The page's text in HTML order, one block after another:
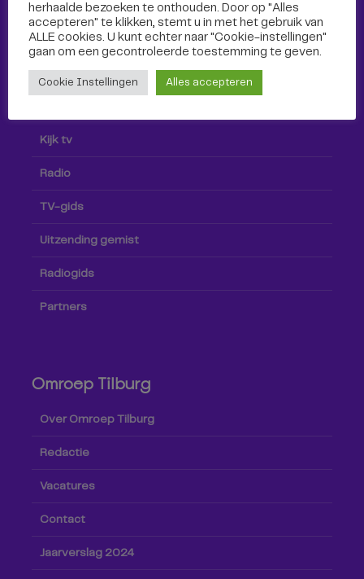
Kijk tv
Radio
TV-gids
Uitzending gemist
Radiogids
Partners
Omroep Tilburg
Over Omroep Tilburg
Redactie
Vacatures
Contact
Jaarverslag 2024
herhaalde bezoeken te onthouden. Door op "Alles
accepteren" te klikken, stemt u in met het gebruik van
ALLE cookies. U kunt echter naar "Cookie-instellingen"
gaan om een ​​gecontroleerde toestemming te geven.
Cookie Instellingen Alles accepteren